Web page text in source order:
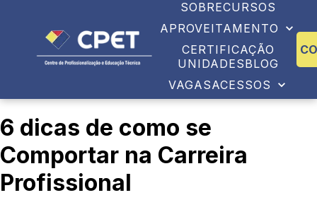
SOBRECURSOS
APROVEITAMENTO
CERTIFICAÇÃO
UNIDADESBLOG
VAGASACESSOS
6 dicas de como se
Comportar na Carreira
Profissional